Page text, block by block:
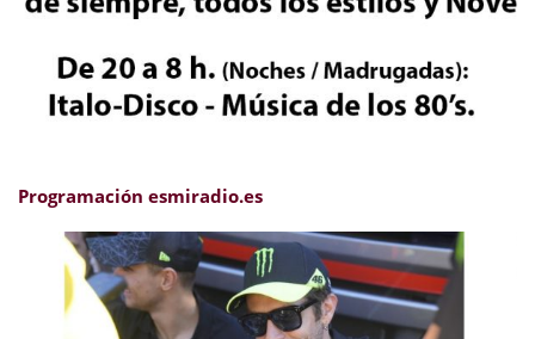
Programación esmiradio.es